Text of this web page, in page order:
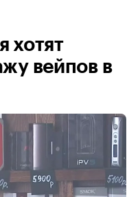
хотят
вейпов в